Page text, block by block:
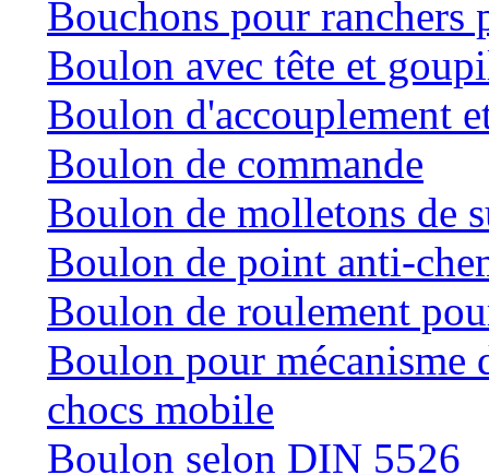
Bouchons pour ranchers
Boulon avec tête et
Boulon d'accouplement
Boulon de commande
Boulon de molletons de
Boulon de point anti-
Boulon de roulement
Boulon pour mécanisme
chocs mobile
Boulon selon DIN 5526